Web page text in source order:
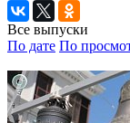
Все выпуски
По дате По